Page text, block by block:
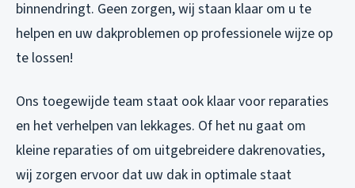
binnendringt. Geen zorgen, wij staan klaar om u te
helpen en uw dakproblemen op professionele wijze op
te lossen!
Ons toegewijde team staat ook klaar voor reparaties
en het verhelpen van lekkages. Of het nu gaat om
kleine reparaties of om uitgebreidere dakrenovaties,
wij zorgen ervoor dat uw dak in optimale staat